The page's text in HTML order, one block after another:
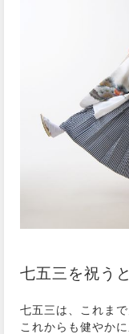
七五三を祝う
七五三は、これま
これからも健やか